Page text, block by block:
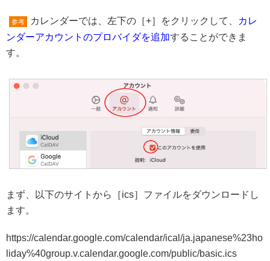
参考 カレンダーでは、左下の［+］をクリックして、
カレ
ンダーアカウントのプロバイダを追加することができま
す。
まず、以下のサイトから［ics］ファイルをダウンロードし
ます。
https://calendar.google.com/calendar/ical/ja.japanese%23ho
liday%40group.v.calendar.google.com/public/basic.ics